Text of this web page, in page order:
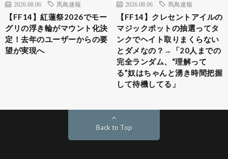
2026.08.06 馬鳥速報
【FF14】紅蓮祭2026でモー
グリの浮き輪がマウント化決
定！去年のユーザーからの要
望が実現へ
2026.08.06 馬鳥速報
【FF14】クレセントアイルの
マジックポットの抽選ってタ
ンクでヘイト取りまくらない
とダメなの？→「20人までの
完全ランダム、“理解って
る”奴はちゃんと湧き時間把握
して待機してる」
Back to Top